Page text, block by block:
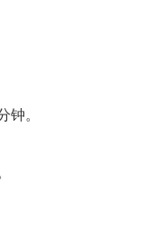
钟。